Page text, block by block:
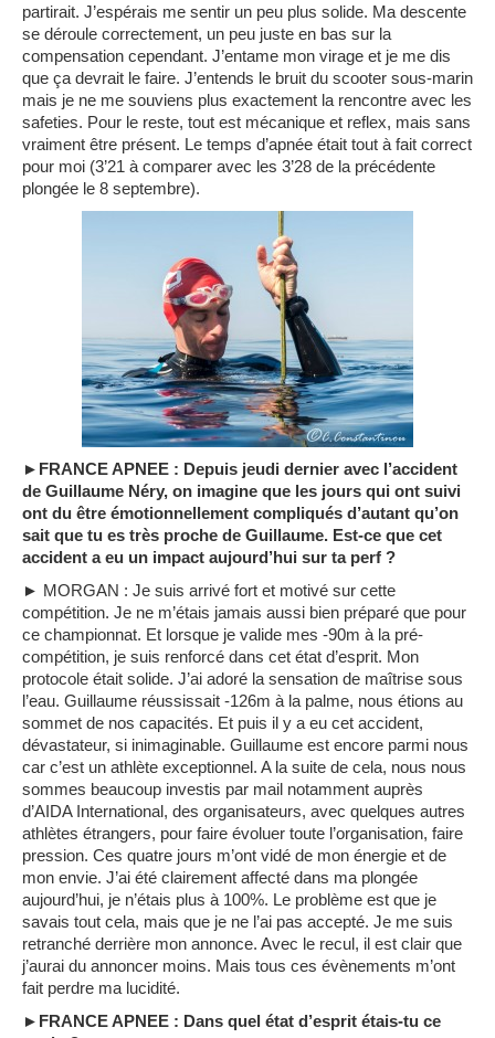
partirait. J’espérais me sentir un peu plus solide. Ma descente
se déroule correctement, un peu juste en bas sur la
compensation cependant. J’entame mon virage et je me dis
que ça devrait le faire. J’entends le bruit du scooter sous-marin
mais je ne me souviens plus exactement la rencontre avec les
safeties. Pour le reste, tout est mécanique et reflex, mais sans
vraiment être présent. Le temps d’apnée était tout à fait correct
pour moi (3’21 à comparer avec les 3’28 de la précédente
plongée le 8 septembre).
►FRANCE APNEE : Depuis jeudi dernier avec l’accident
de Guillaume Néry, on imagine que les jours qui ont suivi
ont du être émotionnellement compliqués d’autant qu’on
sait que tu es très proche de Guillaume. Est-ce que cet
accident a eu un impact aujourd’hui sur ta perf ?
► MORGAN : Je suis arrivé fort et motivé sur cette
compétition. Je ne m’étais jamais aussi bien préparé que pour
ce championnat. Et lorsque je valide mes -90m à la pré-
compétition, je suis renforcé dans cet état d’esprit. Mon
protocole était solide. J’ai adoré la sensation de maîtrise sous
l’eau. Guillaume réussissait -126m à la palme, nous étions au
sommet de nos capacités. Et puis il y a eu cet accident,
dévastateur, si inimaginable. Guillaume est encore parmi nous
car c’est un athlète exceptionnel. A la suite de cela, nous nous
sommes beaucoup investis par mail notamment auprès
d’AIDA International, des organisateurs, avec quelques autres
athlètes étrangers, pour faire évoluer toute l’organisation, faire
pression. Ces quatre jours m’ont vidé de mon énergie et de
mon envie. J’ai été clairement affecté dans ma plongée
aujourd’hui, je n’étais plus à 100%. Le problème est que je
savais tout cela, mais que je ne l’ai pas accepté. Je me suis
retranché derrière mon annonce. Avec le recul, il est clair que
j’aurai du annoncer moins. Mais tous ces évènements m’ont
fait perdre ma lucidité.
►FRANCE APNEE : Dans quel état d’esprit étais-tu ce